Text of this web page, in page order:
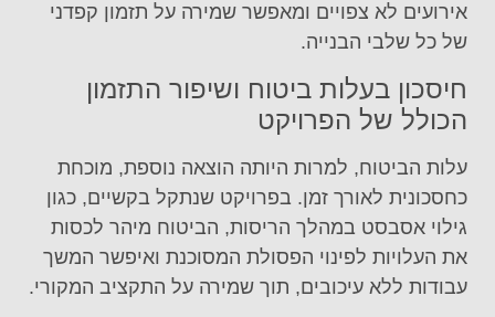
אירועים לא צפויים ומאפשר שמירה על תזמון קפדני
של כל שלבי הבנייה.
חיסכון בעלות ביטוח ושיפור התזמון
הכולל של הפרויקט
עלות הביטוח, למרות היותה הוצאה נוספת, מוכחת
כחסכונית לאורך זמן. בפרויקט שנתקל בקשיים, כגון
גילוי אסבסט במהלך הריסות, הביטוח מיהר לכסות
את העלויות לפינוי הפסולת המסוכנת ואיפשר המשך
עבודות ללא עיכובים, תוך שמירה על התקציב המקורי.